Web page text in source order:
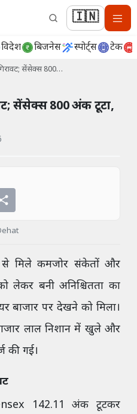
🇮🇳
विदेश बिजनेस स्पोर्ट्स टेक
सेंसेक्स 800…
सेंसेक्स 800 अंक टूटा,
से मिले कमजोर संकेतों और
लेकर बनी अनिश्चितता का
बाजार पर देखने को मिला।
लाल निशान में खुले और
की गई।
142.11 अंक टूटकर